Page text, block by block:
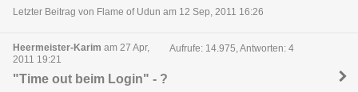
Letzter Beitrag von Flame of Udun am 12 Sep, 2011 16:26
Heermeister-Karim am 27 Apr,
2011 19:21
Aufrufe: 14.975, Antworten: 4
"Time out beim Login" - ?